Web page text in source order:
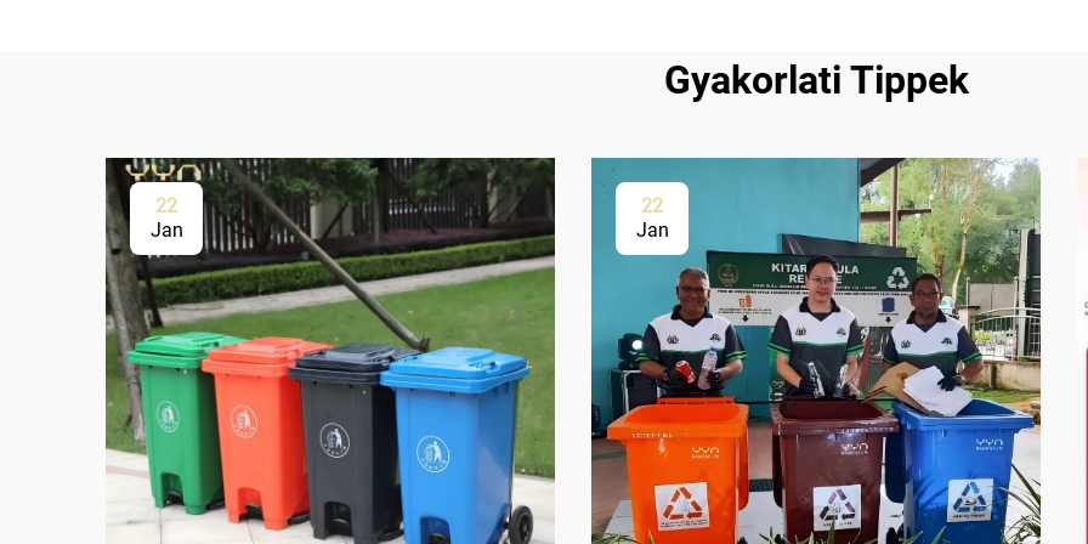
Gyakorlati Tippek
22
Jan
22
Jan